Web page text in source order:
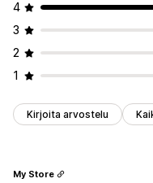
4
3
2
1
Kirjoita arvostelu
My Store